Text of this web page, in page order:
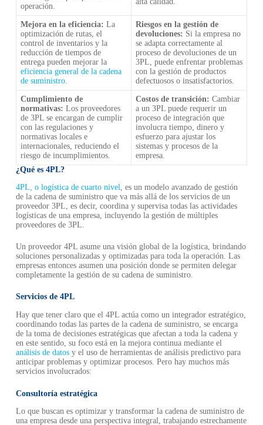
operación.
Mejora en la eficiencia: La
optimización de rutas, el
control de inventarios y la
reducción de tiempos de
entrega pueden mejorar la
eficiencia general de la cadena
de suministro.
Riesgos en la gestión de
devoluciones: Si la empresa no
se adapta correctamente al
proceso de devoluciones de un
3PL, puede enfrentar problemas
con la gestión de productos
defectuosos o insatisfactorios.
Cumplimiento de
normativas: Los proveedores
de 3PL se encargan de cumplir
con las regulaciones y
normativas locales e
internacionales, reduciendo el
riesgo de incumplimientos.
Costos de transición: Cambiar
a un 3PL puede requerir un
proceso de integración que
involucra tiempo, dinero y
esfuerzo para ajustar los
sistemas y procesos de la
empresa.
¿Qué es 4PL?
4PL, o logística de cuarto nivel, es un modelo avanzado de gestión
de la cadena de suministro que va más allá de los servicios de un
proveedor 3PL, es decir, coordina y supervisa todas las actividades
logísticas de una empresa, incluyendo la gestión de múltiples
proveedores de 3PL.
Un proveedor 4PL asume una visión global de la logística, brindando
soluciones personalizadas y optimizadas para toda la operación. Las
empresas entonces asumen una posición donde se permiten delegar
completamente la gestión de su cadena de suministro.
Servicios de 4PL
Hay que tener claro que el 4PL actúa como un integrador estratégico,
coordinando todas las partes de la cadena de suministro, se encarga
de la toma de decisiones estratégicas que afectan a toda la cadena y
en este sentido, su foco está en la mejora continua mediante el
análisis de datosy el uso de herramientas de análisis predictivo para
anticipar problemas y optimizar procesos. Pero hay muchos más
servicios involucrados:
Consultoría estratégica
Lo que buscan es optimizar y transformar la cadena de suministro de
una empresa desde una perspectiva integral, trabajando estrechamente